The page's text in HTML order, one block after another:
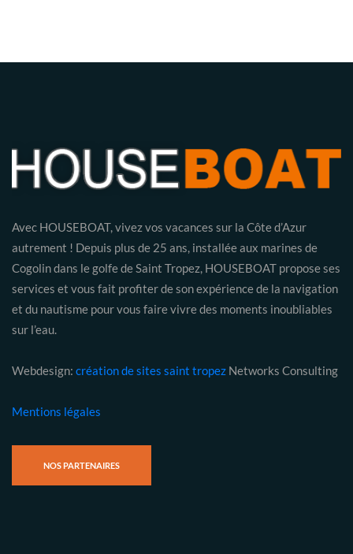
Avec HOUSEBOAT, vivez vos vacances sur la Côte d’Azur
autrement ! Depuis plus de 25 ans, installée aux marines de
Cogolin dans le golfe de Saint Tropez, HOUSEBOAT propose ses
services et vous fait profiter de son expérience de la navigation
et du nautisme pour vous faire vivre des moments inoubliables
sur l’eau.
Webdesign: création de sites saint tropez Networks Consulting
Mentions légales
NOS PARTENAIRES